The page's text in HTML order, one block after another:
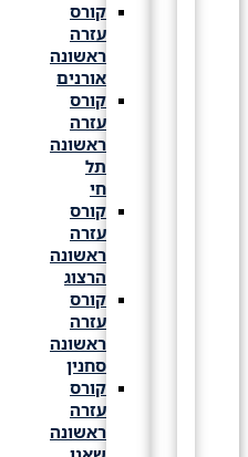
קורס
עזרה
ראשונה
אורנים
קורס
עזרה
ראשונה
קורס
עזרה
ראשונה
הרצוג
קורס
עזרה
ראשונה
סחנין
קורס
עזרה
ראשונה